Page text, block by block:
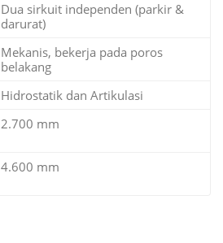
Dua sirkuit independen (parkir &
darurat)
Mekanis, bekerja pada poros
belakang
Hidrostatik dan Artikulasi
2.700 mm
4.600 mm